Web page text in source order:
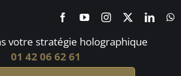
votre stratégie holographique
01 42 06 62 61